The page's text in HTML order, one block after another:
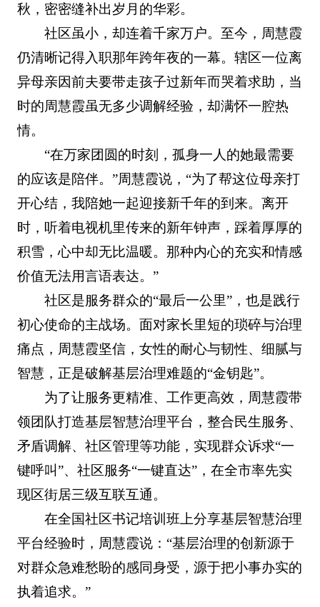
秋，密密缝补出岁月的华彩。
社区虽小，却连着千家万户。至今，周慧霞
仍清晰记得入职那年跨年夜的一幕。辖区一位离
异母亲因前夫要带走孩子过新年而哭着求助，当
时的周慧霞虽无多少调解经验，却满怀一腔热
情。
“在万家团圆的时刻，孤身一人的她最需要
的应该是陪伴。”周慧霞说，“为了帮这位母亲打
开心结，我陪她一起迎接新千年的到来。离开
时，听着电视机里传来的新年钟声，踩着厚厚的
积雪，心中却无比温暖。那种内心的充实和情感
价值无法用言语表达。”
社区是服务群众的“最后一公里”，也是践行
初心使命的主战场。面对家长里短的琐碎与治理
痛点，周慧霞坚信，女性的耐心与韧性、细腻与
智慧，正是破解基层治理难题的“金钥匙”。
为了让服务更精准、工作更高效，周慧霞带
领团队打造基层智慧治理平台，整合民生服务、
矛盾调解、社区管理等功能，实现群众诉求“一
键呼叫”、社区服务“一键直达”，在全市率先实
现区街居三级互联互通。
在全国社区书记培训班上分享基层智慧治理
平台经验时，周慧霞说：“基层治理的创新源于
对群众急难愁盼的感同身受，源于把小事办实的
执着追求。”